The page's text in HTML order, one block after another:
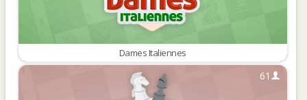
Dames Italiennes
61